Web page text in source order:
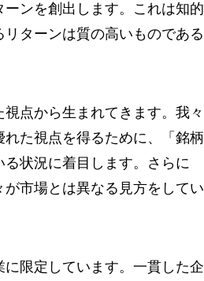
ンを創出します。これは知的
ターンは質の高いものである
点から生まれてきます。我々
た視点を得るために、「銘柄
状況に着目します。さらに
市場とは異なる見方をしてい
限定しています。一貫した企